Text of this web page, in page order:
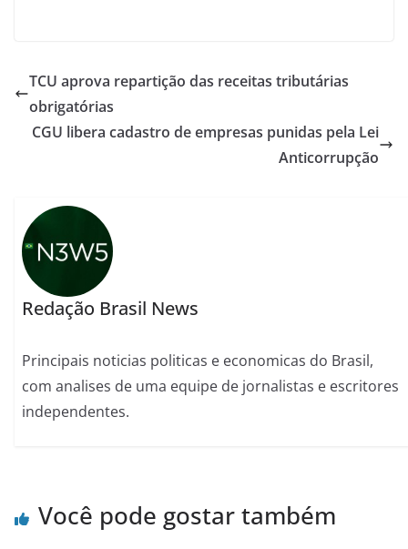
TCU aprova repartição das receitas tributárias
obrigatórias
CGU libera cadastro de empresas punidas pela Lei
Anticorrupção
Redação Brasil News
Principais noticias politicas e economicas do Brasil,
com analises de uma equipe de jornalistas e escritores
independentes.
Você pode gostar também